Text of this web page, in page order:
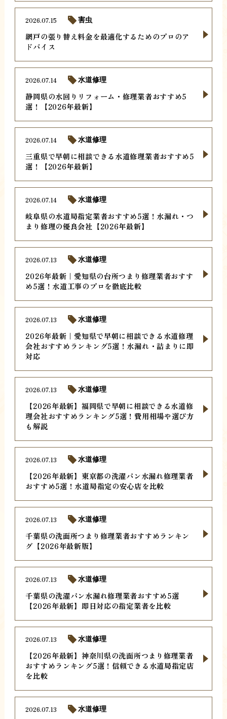
網戸の張り替え料金を最適化するためのプロのア
ドバイス
2026.07.15 害虫
静岡県の水回りリフォーム・修理業者おすすめ5
選！【2026年最新】
2026.07.14 水道修理
三重県で早朝に相談できる水道修理業者おすすめ5
選！【2026年最新】
2026.07.14 水道修理
岐阜県の水道局指定業者おすすめ5選！水漏れ・つ
まり修理の優良会社【2026年最新】
2026.07.14 水道修理
2026年最新｜愛知県の台所つまり修理業者おすす
め5選！水道工事のプロを徹底比較
2026.07.13 水道修理
2026年最新｜愛知県で早朝に相談できる水道修理
会社おすすめランキング5選！水漏れ・詰まりに即
対応
2026.07.13 水道修理
【2026年最新】福岡県で早朝に相談できる水道修
理会社おすすめランキング5選！費用相場や選び方
も解説
2026.07.13 水道修理
【2026年最新】東京都の洗濯パン水漏れ修理業者
おすすめ5選！水道局指定の安心店を比較
2026.07.13 水道修理
千葉県の洗面所つまり修理業者おすすめランキン
グ【2026年最新版】
2026.07.13 水道修理
千葉県の洗濯パン水漏れ修理業者おすすめ5選
【2026年最新】即日対応の指定業者を比較
2026.07.13 水道修理
【2026年最新】神奈川県の洗面所つまり修理業者
おすすめランキング5選！信頼できる水道局指定店
を比較
2026.07.13 水道修理
2026.07.13 水道修理